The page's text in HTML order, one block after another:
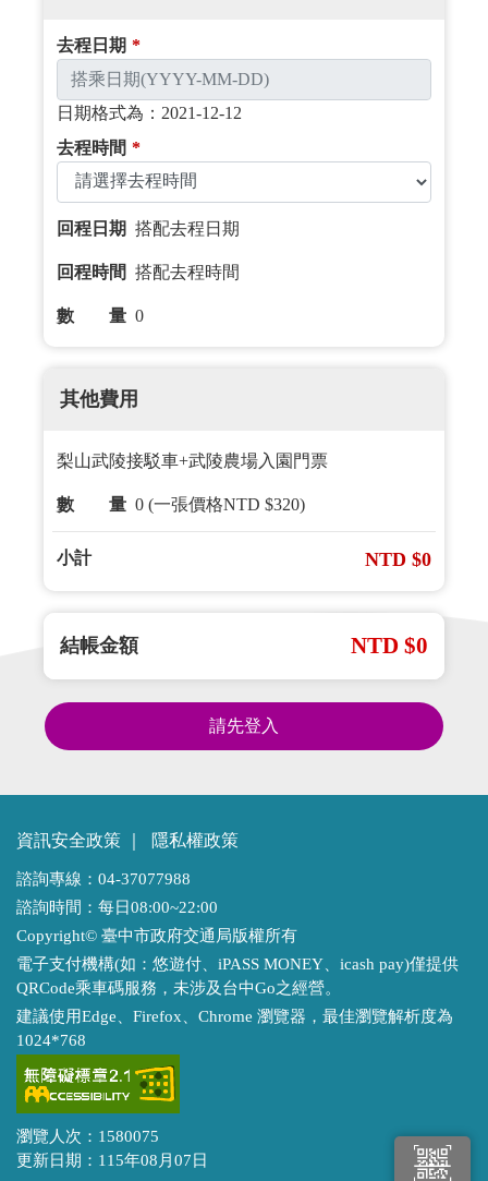
去程日期 *
日期格式為：2021-12-12
去程時間 *
回程日期 搭配去程日期
回程時間 搭配去程時間
數 量 0
其他費用
梨山武陵接駁車+武陵農場入園門票
數 量 0 (一張價格NTD $320)
小計 NTD $0
結帳金額 NTD $0
請先登入
資訊安全政策 隱私權政策
諮詢專線：04-37077988
諮詢時間：每日08:00~22:00
Copyright© 臺中市政府交通局版權所有
電子支付機構(如：悠遊付、iPASS MONEY、icash pay)僅提供
QRCode乘車碼服務，未涉及台中Go之經營。
建議使用Edge、Firefox、Chrome 瀏覽器，最佳瀏覽解析度為
1024*768
瀏覽人次：1580075
更新日期：115年08月07日